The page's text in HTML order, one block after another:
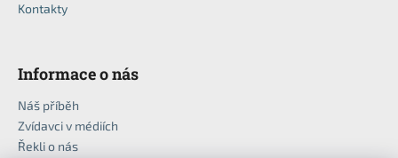
Kontakty
Informace o nás
Náš příběh
Zvídavci v médiích
Řekli o nás